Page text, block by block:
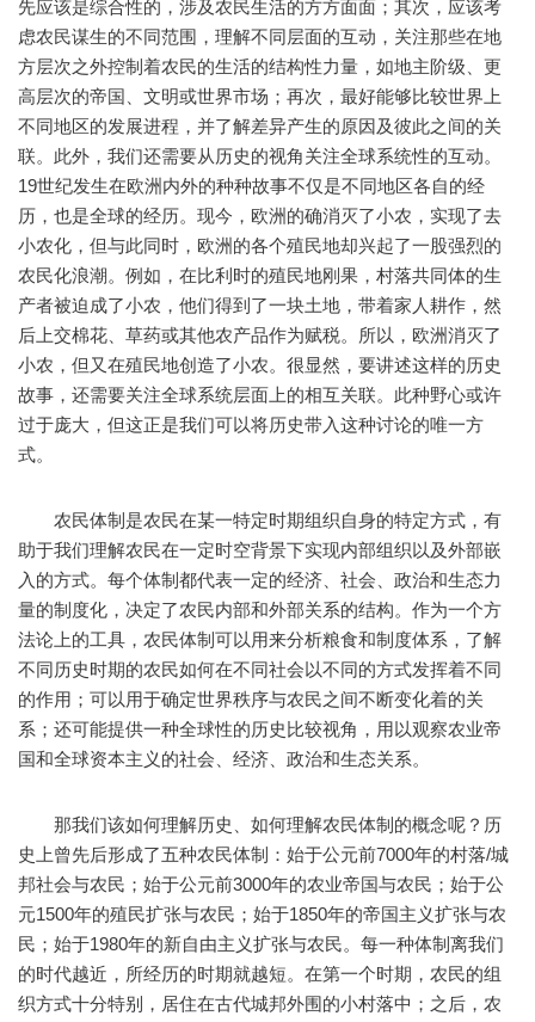
先应该是综合性的，涉及农民生活的方方面面；其次，应该考
虑农民谋生的不同范围，理解不同层面的互动，关注那些在地
方层次之外控制着农民的生活的结构性力量，如地主阶级、更
高层次的帝国、文明或世界市场；再次，最好能够比较世界上
不同地区的发展进程，并了解差异产生的原因及彼此之间的关
联。此外，我们还需要从历史的视角关注全球系统性的互动。
19世纪发生在欧洲内外的种种故事不仅是不同地区各自的经
历，也是全球的经历。现今，欧洲的确消灭了小农，实现了去
小农化，但与此同时，欧洲的各个殖民地却兴起了一股强烈的
农民化浪潮。例如，在比利时的殖民地刚果，村落共同体的生
产者被迫成了小农，他们得到了一块土地，带着家人耕作，然
后上交棉花、草药或其他农产品作为赋税。所以，欧洲消灭了
小农，但又在殖民地创造了小农。很显然，要讲述这样的历史
故事，还需要关注全球系统层面上的相互关联。此种野心或许
过于庞大，但这正是我们可以将历史带入这种讨论的唯一方
式。
农民体制是农民在某一特定时期组织自身的特定方式，有
助于我们理解农民在一定时空背景下实现内部组织以及外部嵌
入的方式。每个体制都代表一定的经济、社会、政治和生态力
量的制度化，决定了农民内部和外部关系的结构。作为一个方
法论上的工具，农民体制可以用来分析粮食和制度体系，了解
不同历史时期的农民如何在不同社会以不同的方式发挥着不同
的作用；可以用于确定世界秩序与农民之间不断变化着的关
系；还可能提供一种全球性的历史比较视角，用以观察农业帝
国和全球资本主义的社会、经济、政治和生态关系。
那我们该如何理解历史、如何理解农民体制的概念呢？历
史上曾先后形成了五种农民体制：始于公元前7000年的村落/城
邦社会与农民；始于公元前3000年的农业帝国与农民；始于公
元1500年的殖民扩张与农民；始于1850年的帝国主义扩张与农
民；始于1980年的新自由主义扩张与农民。每一种体制离我们
的时代越近，所经历的时期就越短。在第一个时期，农民的组
织方式十分特别，居住在古代城邦外围的小村落中；之后，农